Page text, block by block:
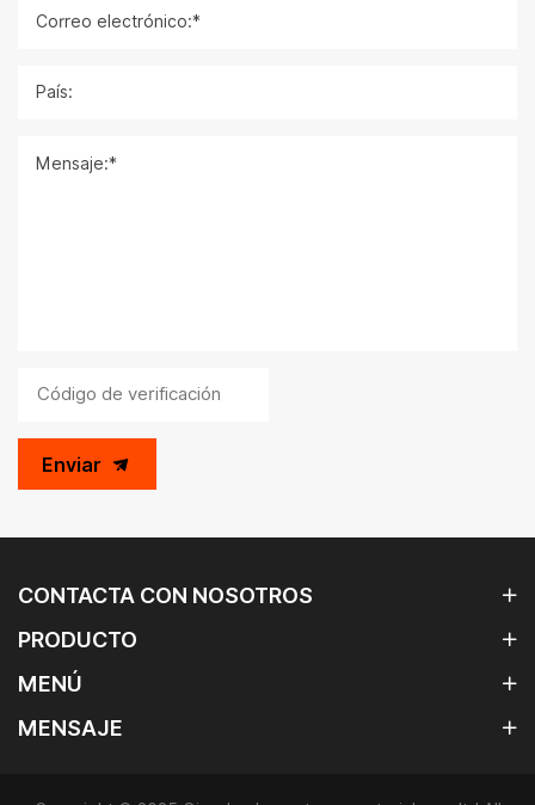
Correo electrónico:*
País:
Mensaje:*
Enviar
CONTACTA CON NOSOTROS
PRODUCTO
MENÚ
MENSAJE